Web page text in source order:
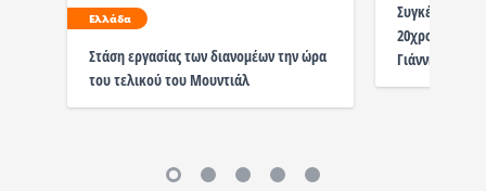
Ελλάδα
Στάση εργασίας των διανομέων την ώρα
του τελικού του Μουντιάλ
Συγκέντρωση
20χρονο στο
Γιάννη Μάγγου